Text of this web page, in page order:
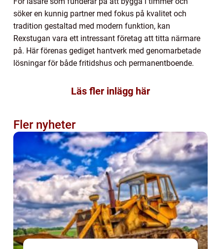
söker en kunnig partner med fokus på kvalitet och
tradition gestaltad med modern funktion, kan
Rexstugan vara ett intressant företag att titta närmare
på. Här förenas gediget hantverk med genomarbetade
lösningar för både fritidshus och permanentboende.
Läs fler inlägg här
Fler nyheter